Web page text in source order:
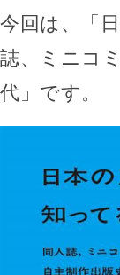
今回は、「
誌、ミニコ
代」です。